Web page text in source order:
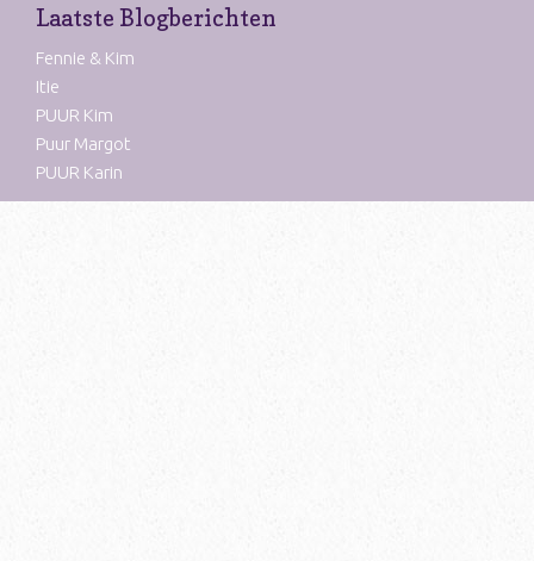
Laatste Blogberichten
Fennie & Kim
Itie
PUUR Kim
Puur Margot
PUUR Karin